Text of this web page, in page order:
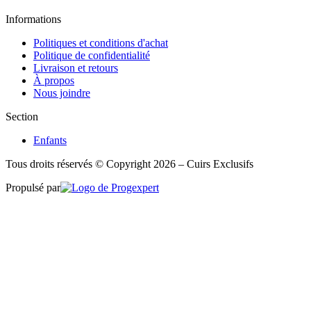
Informations
Politiques et conditions d'achat
Politique de confidentialité
Livraison et retours
À propos
Nous joindre
Section
Enfants
Tous droits réservés © Copyright 2026 – Cuirs Exclusifs
Propulsé par